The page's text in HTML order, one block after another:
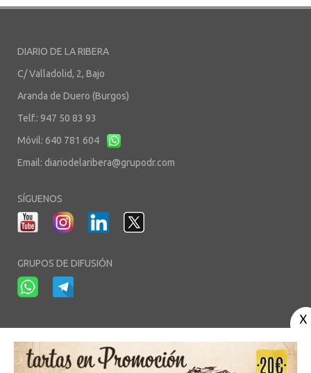
DIARIO DE LA RIBERA
C/ Valladolid, 2, Bajo
Aranda de Duero (Burgos)
Telf.: 947 50 83 93
Móvil: 640 781 604
Email: diariodelaribera@grupodr.com
SÍGUENOS
GRUPOS DE DIFUSIÓN